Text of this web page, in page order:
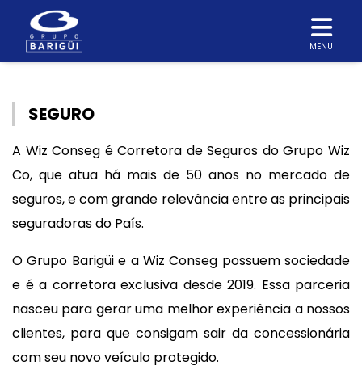
MENU
SEGURO
A Wiz Conseg é Corretora de Seguros do Grupo Wiz
Co, que atua há mais de 50 anos no mercado de
seguros, e com grande relevância entre as principais
seguradoras do País.
O Grupo Barigüi e a Wiz Conseg possuem sociedade
e é a corretora exclusiva desde 2019. Essa parceria
nasceu para gerar uma melhor experiência a nossos
clientes, para que consigam sair da concessionária
com seu novo veículo protegido.